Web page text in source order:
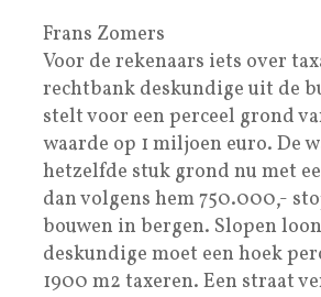
Frans Zomers
Voor de rekenaars iets over
rechtbank deskundige uit de
stelt voor een perceel grond
waarde op 1 miljoen euro. De
hetzelfde stuk grond nu met
dan volgens hem 750.000,-
bouwen in bergen. Slopen
deskundige moet een hoek
1900 m2 taxeren. Een straat